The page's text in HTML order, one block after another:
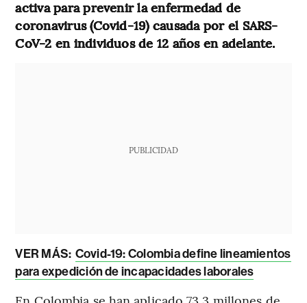
activa para prevenir la enfermedad de
coronavirus (Covid-19) causada por el SARS-
CoV-2 en individuos de 12 años en adelante.
PUBLICIDAD
VER MÁS: Covid-19: Colombia define lineamientos
para expedición de incapacidades laborales